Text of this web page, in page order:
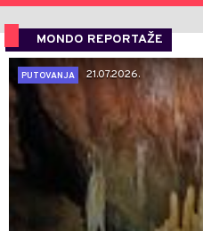
MONDO REPORTAŽE
PUTOVANJA
21.07.2026.